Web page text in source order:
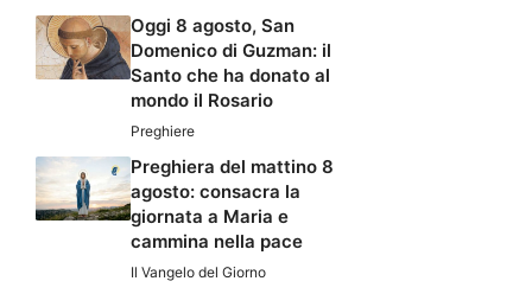
Oggi 8 agosto, San
Domenico di Guzman: il
Santo che ha donato al
mondo il Rosario
Preghiere
Preghiera del mattino 8
agosto: consacra la
giornata a Maria e
cammina nella pace
Il Vangelo del Giorno